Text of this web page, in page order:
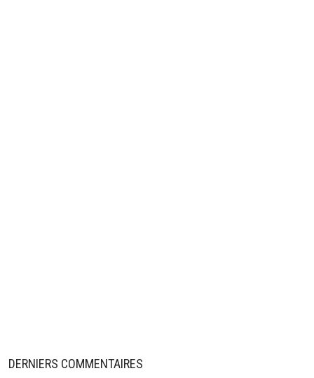
DERNIERS COMMENTAIRES